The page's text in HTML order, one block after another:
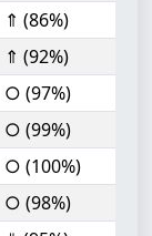
⇑ (86%)
⇑ (92%)
○ (97%)
○ (99%)
○ (100%)
○ (98%)